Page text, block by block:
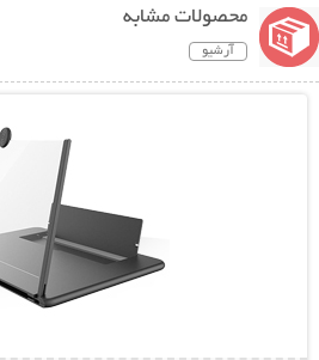
محصولات مشابه
آرشیو